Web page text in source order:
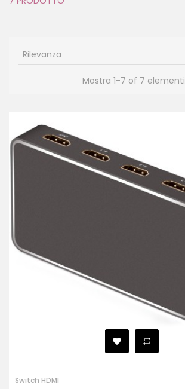
Rilevanza
Mostra 1-7 of 7 elementi
Switch HDMI